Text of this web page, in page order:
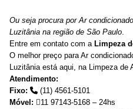
Ou seja procura por Ar
Luzitânia na região de São Paulo.
Entre em contato com a Limpeza
O melhor preço para Ar
Luzitânia está aqui, na Limpeza de
Atendimento:
Fixo:
(11) 4561-5101
Móvel:
11 97143-5168 – 24hs